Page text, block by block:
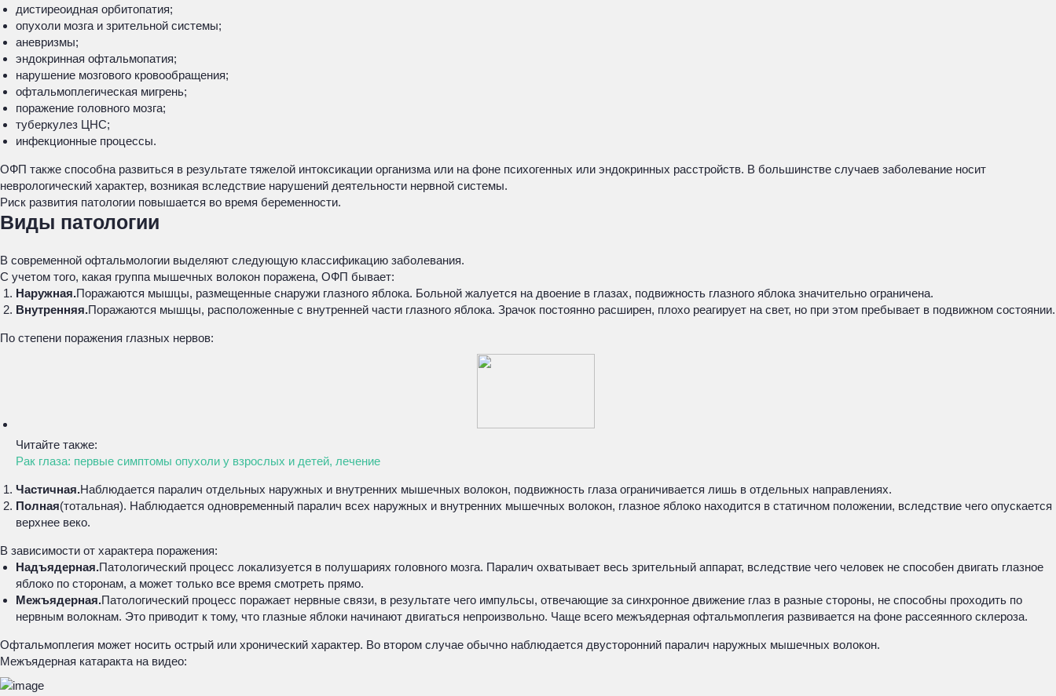
дистиреоидная орбитопатия;
опухоли мозга и зрительной системы;
аневризмы;
эндокринная офтальмопатия;
нарушение мозгового кровообращения;
офтальмоплегическая мигрень;
поражение головного мозга;
туберкулез ЦНС;
инфекционные процессы.
ОФП также способна развиться в результате тяжелой интоксикации организма или на фоне психогенных или эндокринных расстройств. В большинстве случаев заболевание носит
неврологический характер, возникая вследствие нарушений деятельности нервной системы.
Риск развития патологии повышается во время беременности.
Виды патологии
В современной офтальмологии выделяют следующую классификацию заболевания.
С учетом того, какая группа мышечных волокон поражена, ОФП бывает:
Наружная.Поражаются мышцы, размещенные снаружи глазного яблока. Больной жалуется на двоение в глазах, подвижность глазного яблока значительно ограничена.
Внутренняя.Поражаются мышцы, расположенные с внутренней части глазного яблока. Зрачок постоянно расширен, плохо реагирует на свет, но при этом пребывает в подвижном состоянии.
По степени поражения глазных нервов:
Читайте также:
Рак глаза: первые симптомы опухоли у взрослых и детей, лечение
Частичная.Наблюдается паралич отдельных наружных и внутренних мышечных волокон, подвижность глаза ограничивается лишь в отдельных направлениях.
Полная(тотальная). Наблюдается одновременный паралич всех наружных и внутренних мышечных волокон, глазное яблоко находится в статичном положении, вследствие чего опускается
верхнее веко.
В зависимости от характера поражения:
Надъядерная.Патологический процесс локализуется в полушариях головного мозга. Паралич охватывает весь зрительный аппарат, вследствие чего человек не способен двигать глазное
яблоко по сторонам, а может только все время смотреть прямо.
Межъядерная.Патологический процесс поражает нервные связи, в результате чего импульсы, отвечающие за синхронное движение глаз в разные стороны, не способны проходить по
нервным волокнам. Это приводит к тому, что глазные яблоки начинают двигаться непроизвольно. Чаще всего межъядерная офтальмоплегия развивается на фоне рассеянного склероза.
Офтальмоплегия может носить острый или хронический характер. Во втором случае обычно наблюдается двусторонний паралич наружных мышечных волокон.
Межъядерная катаракта на видео: